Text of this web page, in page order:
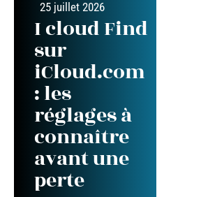
25 juillet 2026
I cloud Find
sur
iCloud.com
: les
réglages à
connaître
avant une
perte